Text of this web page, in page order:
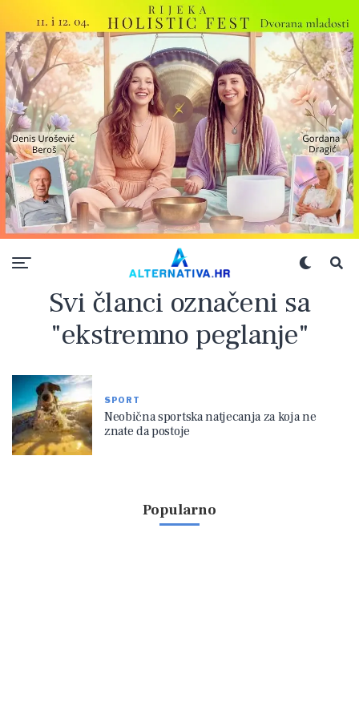
Svi članci označeni sa
"ekstremno peglanje"
SPORT
Neobična sportska natjecanja za koja ne
znate da postoje
Popularno